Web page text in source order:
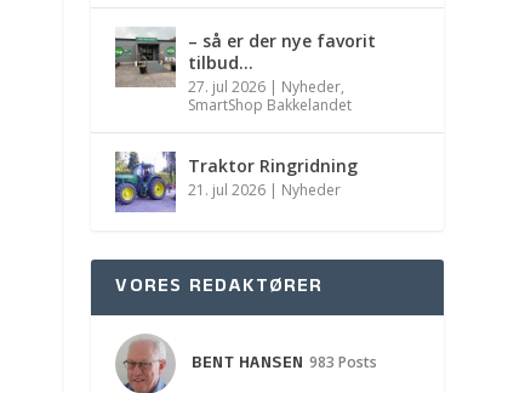
– så er der nye favorit
tilbud…
27. jul 2026 | Nyheder,
SmartShop Bakkelandet
Traktor Ringridning
21. jul 2026 | Nyheder
VORES REDAKTØRER
BENT HANSEN 983 Posts